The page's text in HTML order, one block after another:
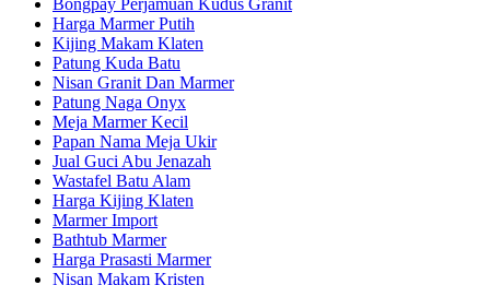
Harga Marmer Putih
Kijing Makam Klaten
Patung Kuda Batu
Nisan Granit Dan Marmer
Patung Naga Onyx
Meja Marmer Kecil
Papan Nama Meja Ukir
Jual Guci Abu Jenazah
Wastafel Batu Alam
Harga Kijing Klaten
Marmer Import
Bathtub Marmer
Harga Prasasti Marmer
Nisan Makam Kristen